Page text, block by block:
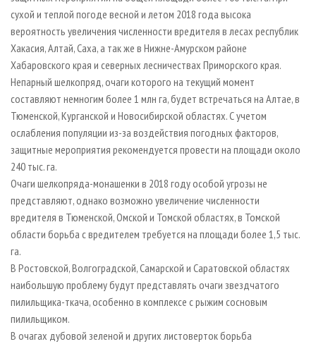
сухой и теплой погоде весной и летом 2018 года высока
вероятность увеличения численности вредителя в лесах республик
Хакасия, Алтай, Саха, а так же в Нижне-Амурском районе
Хабаровского края и северных лесничествах Приморского края.
Непарный шелкопряд, очаги которого на текущий момент
составляют немногим более 1 млн га, будет встречаться на Алтае, в
Тюменской, Курганской и Новосибирской областях. С учетом
ослабления популяции из-за воздействия погодных факторов,
защитные мероприятия рекомендуется провести на площади около
240 тыс. га.
Очаги шелкопряда-монашенки в 2018 году особой угрозы не
представляют, однако возможно увеличение численности
вредителя в Тюменской, Омской и Томской областях, в Томской
области борьба с вредителем требуется на площади более 1,5 тыс.
га.
В Ростовской, Волгоградской, Самарской и Саратовской областях
наибольшую проблему будут представлять очаги звездчатого
пилильщика-ткача, особенно в комплексе с рыжим сосновым
пилильщиком.
В очагах дубовой зеленой и других листоверток борьба